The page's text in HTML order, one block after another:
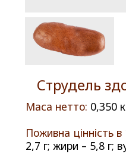
Струдель
Маса нетто: 0,350
Поживна цінність
2,7 г; жири – 5,8 г;